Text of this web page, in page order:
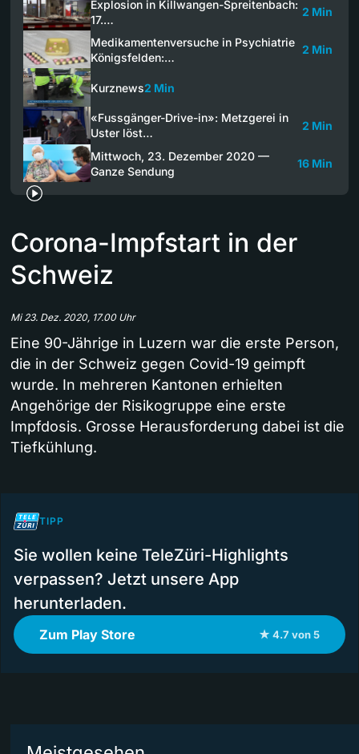
Explosion in Killwangen-Spreitenbach:
17.…
2 Min
Medikamentenversuche in Psychiatrie
Königsfelden:…
2 Min
Kurznews2 Min
«Fussgänger-Drive-in»: Metzgerei in
Uster löst…
2 Min
Mittwoch, 23. Dezember 2020 —
Ganze Sendung
16 Min
Corona-Impfstart in der
Schweiz
Mi 23. Dez. 2020, 17.00 Uhr
Eine 90-Jährige in Luzern war die erste Person,
die in der Schweiz gegen Covid-19 geimpft
wurde. In mehreren Kantonen erhielten
Angehörige der Risikogruppe eine erste
Impfdosis. Grosse Herausforderung dabei ist die
Tiefkühlung.
TIPP
Sie wollen keine TeleZüri-Highlights
verpassen? Jetzt unsere App
herunterladen.
Zum Play Store ★ 4.7 von 5